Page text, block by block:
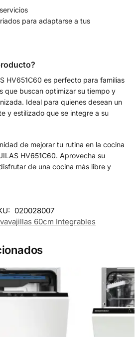
para adaptarse a tus
HV651C60 es perfecto para familias
que buscan optimizar su tiempo y
Ideal para quienes desean un
y estilizado que se integre a su
de mejorar tu rutina en la cocina
HV651C60. Aprovecha su
de una cocina más libre y
020028007
60cm Integrables